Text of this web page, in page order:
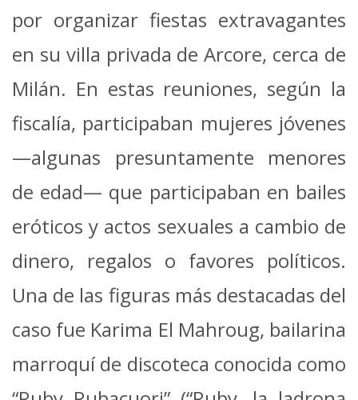
por organizar fiestas extravagantes
en su villa privada de Arcore, cerca de
Milán. En estas reuniones, según la
fiscalía, participaban mujeres jóvenes
—algunas presuntamente menores
de edad— que participaban en bailes
eróticos y actos sexuales a cambio de
dinero, regalos o favores políticos.
Una de las figuras más destacadas del
caso fue Karima El Mahroug, bailarina
marroquí de discoteca conocida como